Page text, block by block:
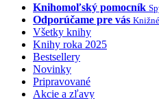
Knihomoľský pomocník
Odporúčame pre vás
Všetky knihy
Knihy roka 2025
Bestsellery
Novinky
Pripravované
Akcie a zľavy